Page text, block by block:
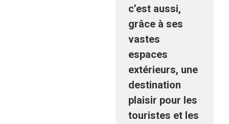
c’est aussi,
grâce à ses
vastes
espaces
extérieurs, une
destination
plaisir pour les
touristes et les